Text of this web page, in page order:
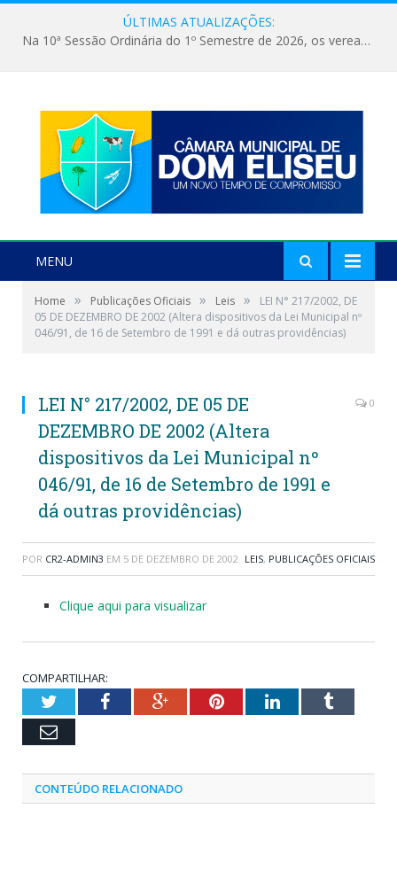
ÚLTIMAS ATUALIZAÇÕES:
Na 10ª Sessão Ordinária do 1º Semestre de 2026, os vereadores receberam a nova comandante do 51º Batalhão de Polícia Militar, a Major Alessandra Lopes Leal Bandeira. A visita institucional proporcionou a apresentação da oficial aos parlamentares e reforçou o compromisso de cooperação entre a Polícia Militar e o Poder Legislativo em prol da segurança da população.
MENU
Home » Publicações Oficiais » Leis »
LEI N° 217/2002, DE
05 DE DEZEMBRO DE 2002 (Altera dispositivos da Lei Municipal nº
046/91, de 16 de Setembro de 1991 e dá outras providências)
LEI N° 217/2002, DE 05 DE
DEZEMBRO DE 2002 (Altera
dispositivos da Lei Municipal nº
046/91, de 16 de Setembro de 1991 e
dá outras providências)
0
POR CR2-ADMIN3 EM 5 DE DEZEMBRO DE 2002 LEIS, PUBLICAÇÕES OFICIAIS
Clique aqui para visualizar
COMPARTILHAR:
TwitterFacebookGoogle+PinterestLinkedInTumblr
Email
CONTEÚDO RELACIONADO